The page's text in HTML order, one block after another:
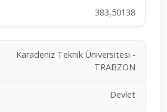
383,50138
Karadeniz Teknik Üniversitesi -
TRABZON
Devlet